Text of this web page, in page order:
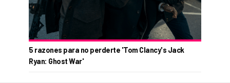
5 razones para no perderte 'Tom Clancy's Jack
Ryan: Ghost War'